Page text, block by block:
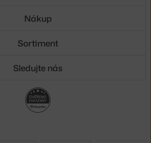
Nákup
Sortiment
Sledujte nás